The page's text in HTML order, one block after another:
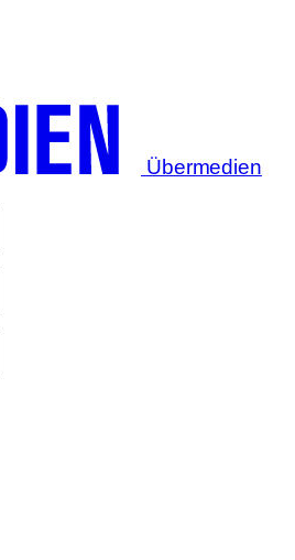
Übermedien